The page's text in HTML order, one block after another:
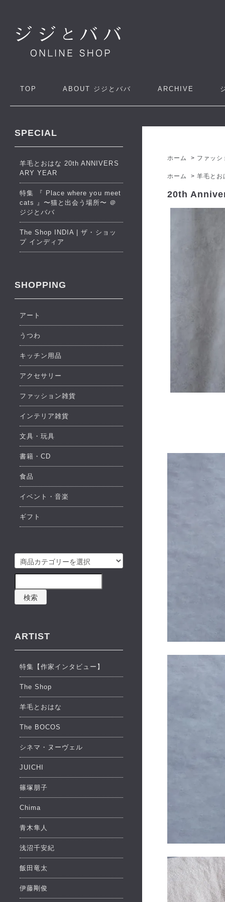
TOP ABOUT ジジとババ ARCHIVE
ホーム > ファッシ
ホーム >羊毛とお
20th
SPECIAL
羊毛とおはな 20th ANNIVERS
ARY YEAR
特集 『 Place where you meet
cats 』〜猫と出会う場所〜 ＠
ジジとババ
The Shop INDIA | ザ・ショッ
プ インディア
SHOPPING
アート
うつわ
キッチン用品
アクセサリー
ファッション雑貨
インテリア雑貨
文具・玩具
書籍・CD
食品
イベント・音楽
ギフト
検索
ARTIST
特集【作家インタビュー】
The Shop
羊毛とおはな
The BOCOS
シネマ・ヌーヴェル
JUICHI
篠塚朋子
Chima
青木隼人
浅沼千安紀
飯田竜太
伊藤剛俊